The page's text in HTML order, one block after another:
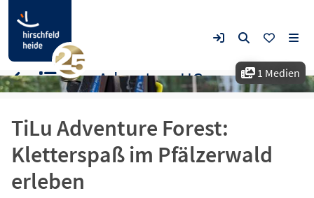
1 Medien
TiLu Adventure Forest:
Kletterspaß im Pfälzerwald
erleben
TiLu Adventure UG